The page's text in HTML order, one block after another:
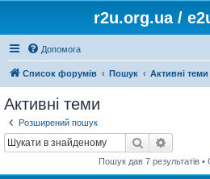
r2u.org.ua /
Допомога
Список форумів Пошук Активні теми
Активні теми
Розширений пошук
Пошук
Пошук дав 7 результатів •